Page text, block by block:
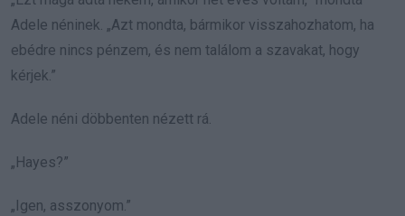
Adele néninek. „Azt mondta, bármikor visszahozhatom, ha
ebédre nincs pénzem, és nem találom a szavakat, hogy
kérjek.”
Adele néni döbbenten nézett rá.
„Hayes?”
„Igen, asszonyom.”